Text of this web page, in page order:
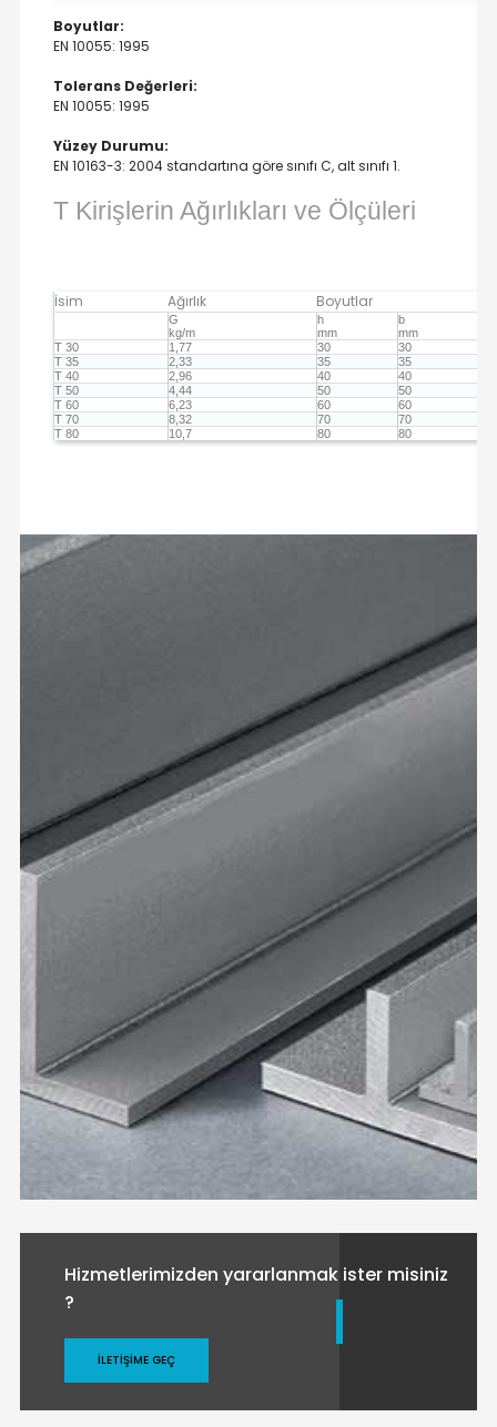
Boyutlar:
EN 10055: 1995
Tolerans Değerleri:
EN 10055: 1995
Yüzey Durumu:
EN 10163-3: 2004 standartına göre sınıfı C, alt sınıfı 1.
T Kirişlerin Ağırlıkları ve Ölçüleri
İsim Ağırlık Boyutlar
G
kg/m
h
mm
b
mm
T 30
1,77 30 30
T 35
2,33 35 35
T 40
2,96 40 40
T 50
4,44 50 50
T 60
6,23 60 60
T 70
8,32 70 70
T 80
10,7 80 80
Hizmetlerimizden yararlanmak ister misiniz
?
İLETIŞIME GEÇ